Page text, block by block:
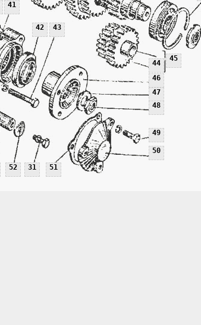
31
41
42 43
44
45
46
47
48
49
50
51
52